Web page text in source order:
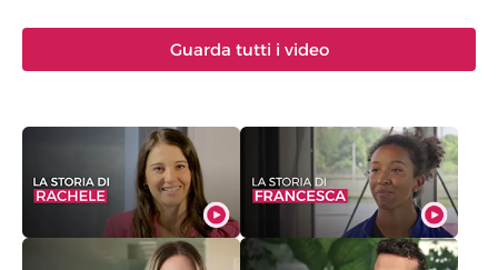
Guarda tutti i video